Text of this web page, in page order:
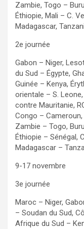
Zambie, Togo –
Éthiopie, Mali – C.
Madagascar,
2e journée
Gabon – Niger,
du Sud – Égypte,
Guinée – Kenya,
orientale – S.
contre Mauritanie,
Congo –
Zambie – Togo,
Éthiopie – Sénégal,
Madagascar –
9-17 novembre
3e journée
Maroc – Niger,
– Soudan du Sud,
Afrique du Sud –